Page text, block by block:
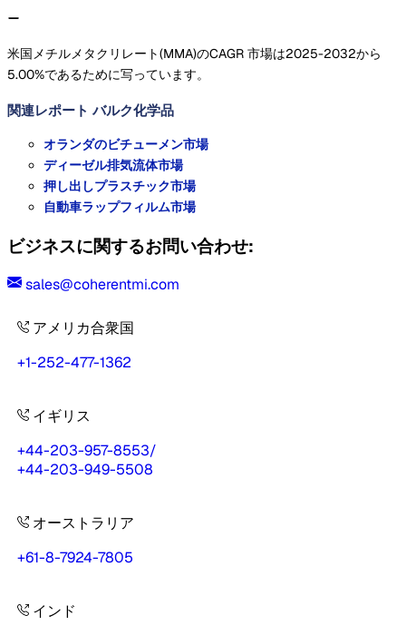
米国メチルメタクリレート(MMA)のCAGR 市場は2025-2032から
5.00%であるために写っています。
関連レポート バルク化学品
オランダのビチューメン市場
ディーゼル排気流体市場
押し出しプラスチック市場
自動車ラップフィルム市場
ビジネスに関するお問い合わせ:
sales@coherentmi.com
アメリカ合衆国
+1-252-477-1362
イギリス
+44-203-957-8553/
+44-203-949-5508
オーストラリア
+61-8-7924-7805
インド